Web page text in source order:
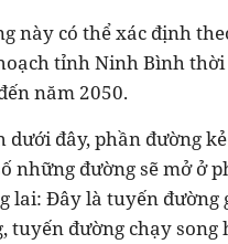
này có thể xác định
tỉnh Ninh Bình thời
năm 2050.
dưới đây, phần đường
những đường sẽ mở ở
lai: Đây là tuyến đường
tuyến đường chạy song